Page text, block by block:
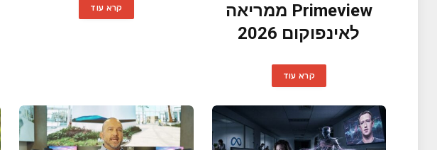
Primeview ממריאה
לאינפוקום 2026
קרא עוד
קרא עוד